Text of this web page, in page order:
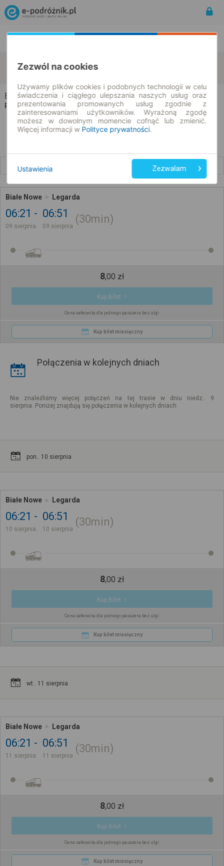
Białe
Legarda
Białe → Legarda
Rozkład jazdy i bilety
Białe Nowe Legarda
06:21
09 sierpnia
06:51
09 sierpnia
30min
8,00 zł
Kup Bilet
Cena całkowita dla jednego pasażera bez ulgi
Kup bilet miesięczny
Połączenia w kolejnych dniach
Nie znaleźliśmy więcej połączeń na tej trasie w dniu niedz.. 9
sierpnia. Poniżej znajdują się połączenia w kolejnych dniach
pon.. 10 sierpnia
Białe Nowe Legarda
06:21
10 sierpnia
06:51
10 sierpnia
30min
8,00 zł
Kup Bilet
Cena całkowita dla jednego pasażera bez ulgi
Kup bilet miesięczny
wt.. 11 sierpnia
Białe Nowe Legarda
06:21
11 sierpnia
06:51
11 sierpnia
30min
8,00 zł
Kup Bilet
Cena całkowita dla jednego pasażera bez ulgi
Kup bilet miesięczny
Zezwól na cookies
Używamy plików cookies i podobnych technologii w celu
świadczenia i ciągłego ulepszania naszych usług oraz
prezentowania promowanych usług zgodnie z
zainteresowaniami użytkowników. Wyrażoną zgodę
możesz w dowolnym momencie cofnąć lub zmienić.
Więcej informacji w Polityce prywatności.
Ustawienia Zezwalam